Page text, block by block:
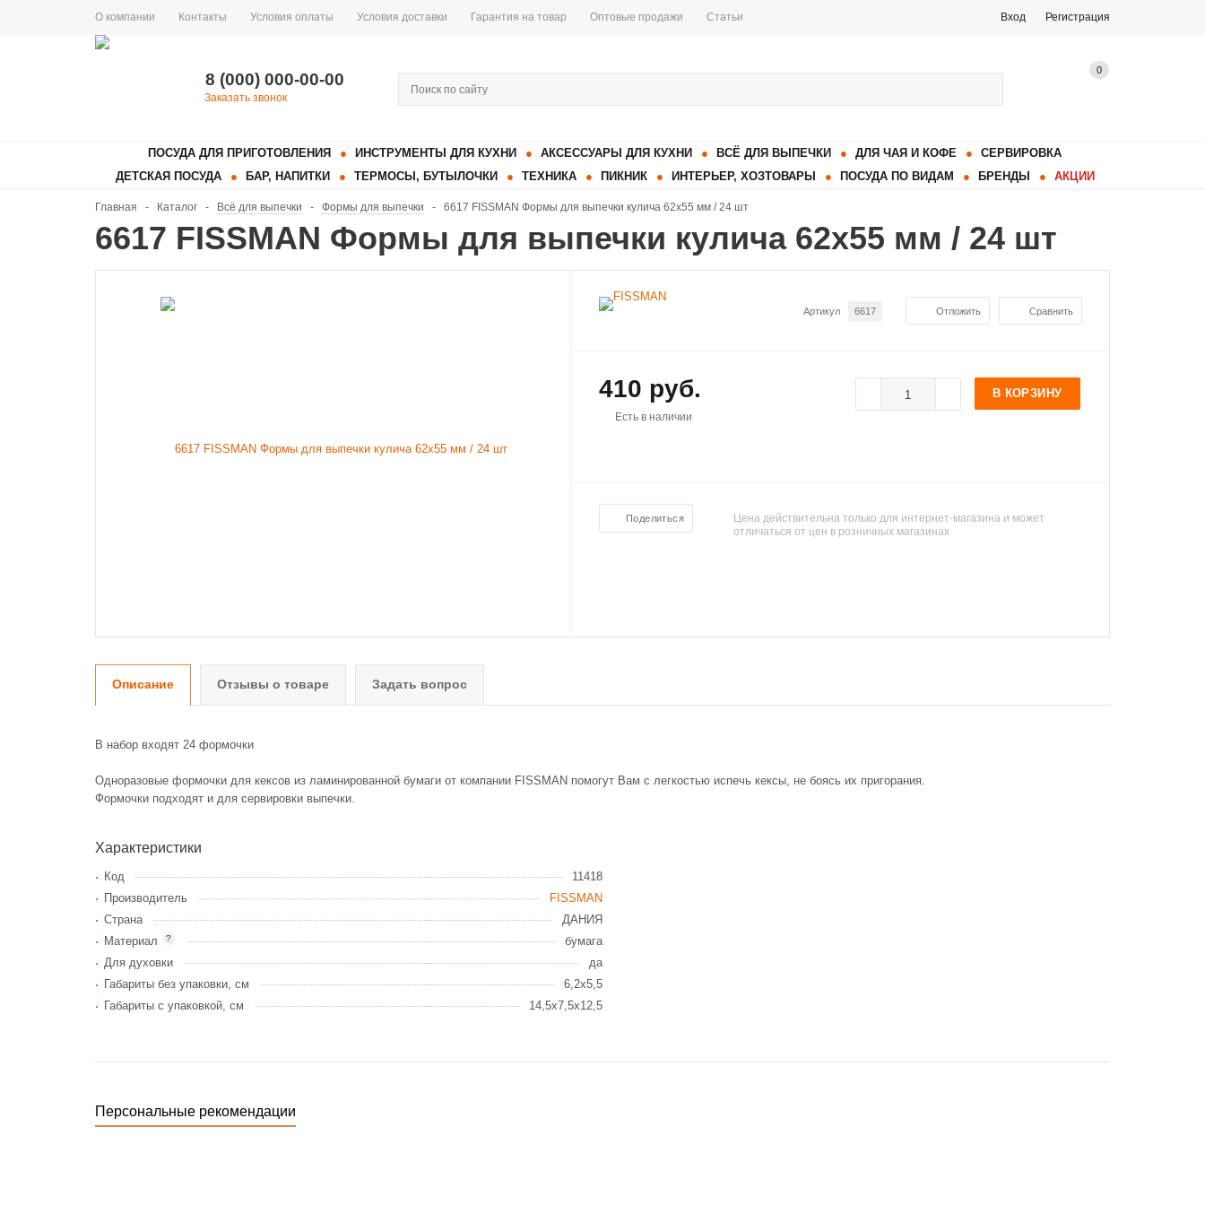
О компании Контакты Условия оплаты Условия доставки Гарантия на товар Оптовые продажи Статьи Вход Регистрация
8 (000) 000-00-00
Заказать звонок
0
ПОСУДА ДЛЯ ПРИГОТОВЛЕНИЯ ИНСТРУМЕНТЫ ДЛЯ КУХНИ АКСЕССУАРЫ ДЛЯ КУХНИ ВСЁ ДЛЯ ВЫПЕЧКИ ДЛЯ ЧАЯ И КОФЕ
СЕРВИРОВКА
ДЕТСКАЯ ПОСУДА
БАР, НАПИТКИ ТЕРМОСЫ, БУТЫЛОЧКИ ТЕХНИКА ПИКНИК ИНТЕРЬЕР, ХОЗТОВАРЫ ПОСУДА ПО ВИДАМ БРЕНДЫ АКЦИИ
Главная - Каталог - Всё для выпечки - Формы для выпечки - 6617 FISSMAN Формы для выпечки кулича 62x55 мм / 24 шт
6617 FISSMAN Формы для выпечки кулича 62x55 мм / 24 шт
Отложить Сравнить
Артикул 6617
410 руб.
Есть в наличии
В КОРЗИНУ
Поделиться
Цена действительна только для интернет-магазина и может
отличаться от цен в розничных магазинах
Описание Отзывы о товаре Задать вопрос
В набор входят 24 формочки
Одноразовые формочки для кексов из ламинированной бумаги от компании FISSMAN помогут Вам с легкостью испечь кексы, не боясь их пригорания.
Формочки подходят и для сервировки выпечки.
Характеристики
Код
11418
Производитель
FISSMAN
Страна
ДАНИЯ
?
Материал
бумага
Для духовки
да
Габариты без упаковки, см
6,2x5,5
Габариты c упаковкой, см
14,5x7,5x12,5
Персональные рекомендации